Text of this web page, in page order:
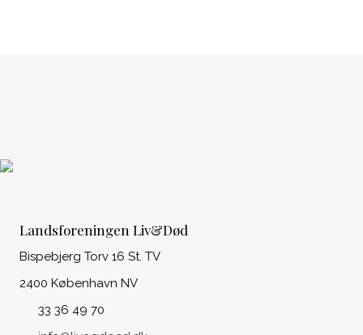
Landsforeningen Liv&Død
Bispebjerg Torv 16 St. TV
2400 København NV
33 36 49 70